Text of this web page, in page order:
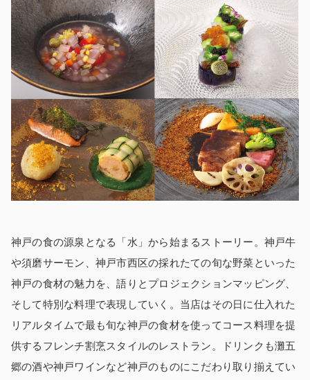
神戸の食の源泉となる「水」から始まるストーリー。神戸牛
や須磨サーモン、神戸市西区の採れたての旬な野菜といった
神戸の食材の魅力を、語りとプロジェクションマッピング、
そして特別な料理で表現していく。当店はその日に仕入れた
リアルタイムで最も旬な神戸の食材を使ってコース料理を提
供するフレンチ割烹スタイルのレストラン。ドリンクも灘五
郷の酒や神戸ワインなど神戸のものにこだわり取り揃えてい